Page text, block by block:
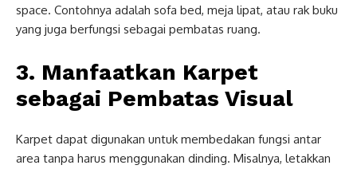
space. Contohnya adalah sofa bed, meja lipat, atau rak buku
yang juga berfungsi sebagai pembatas ruang.
3. Manfaatkan Karpet
sebagai Pembatas Visual
Karpet dapat digunakan untuk membedakan fungsi antar
area tanpa harus menggunakan dinding. Misalnya, letakkan